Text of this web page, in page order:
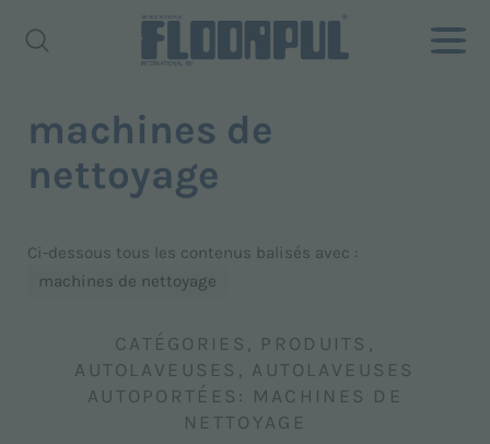
machines de
nettoyage
Ci-dessous tous les contenus balisés avec :
machines de nettoyage
CATÉGORIES, PRODUITS,
AUTOLAVEUSES, AUTOLAVEUSES
AUTOPORTÉES: MACHINES DE
NETTOYAGE